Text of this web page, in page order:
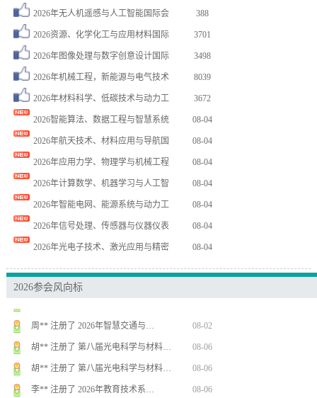
2026年无人机遥感与人工智能国际会 388
2026资源、化学化工与应用材料国际 3701
2026年图像处理与数字创意设计国际 3498
2026年机械工程，新能源与电气技术 8039
2026年材料科学、低碳技术与动力工 3672
2026智能算法、数据工程与智慧系统 08-04
2026年航天技术、材料应用与导航国 08-04
2026年应用力学、物理学与机械工程 08-04
2026年计算数学、机器学习与人工智 08-04
2026年智能电网、能源系统与动力工 08-04
2026年信号处理、传感器与仪器仪表 08-04
2026年光电子技术、激光应用与精密 08-04
2026参会风向标
08-06
胡** 注册了 第八届光电科学与材料…
08-06
胡** 注册了 第八届光电科学与材料…
08-06
李** 注册了 2026年教育技术系…
08-06
赵** 注册了 第十七届光学与光电子…
08-06
卜** 注册了 2026年IEEE第…
08-05
李** 注册了 2026年智能医学与…
08-05
王** 注册了 2026年第十一届电…
08-04
张** 注册了 2026年机械工程与…
08-04
刘** 注册了 2026年超导材料、…
08-04
Z** 注册了 2026年安全科学与…
08-03
史** 注册了 2026药学、中医学…
08-03
张** 注册了 2026年应用数学、…
08-03
王** 注册了 2026年新材料与先…
李** 注册了 2026年中医学与医…